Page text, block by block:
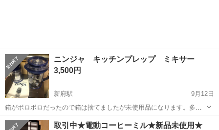
ニンジャ キッチンプレップ ミキサー
3,500円
新府駅
9月12日
箱がボロボロだったので箱は捨てましたが未使用品になります。多少
の値下げ交渉は受け付けます。
山梨 韮崎市 新府駅 キッチン家電 キッチンプレップ
取引中★電動コーヒーミル★新品未使用★